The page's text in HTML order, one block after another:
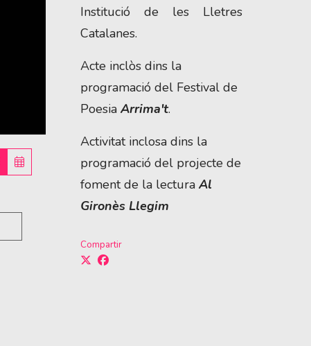
Institució de les Lletres
Catalanes.
Acte inclòs dins la
programació del Festival de
Poesia Arrima't.
Activitat inclosa dins la
programació del projecte de
foment de la lectura Al
Gironès Llegim
Compartir